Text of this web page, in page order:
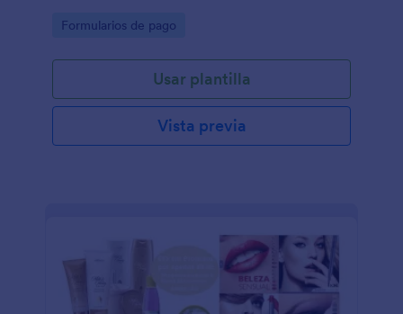
Go to Category:
Formularios de pago
Usar plantilla
Vista previa